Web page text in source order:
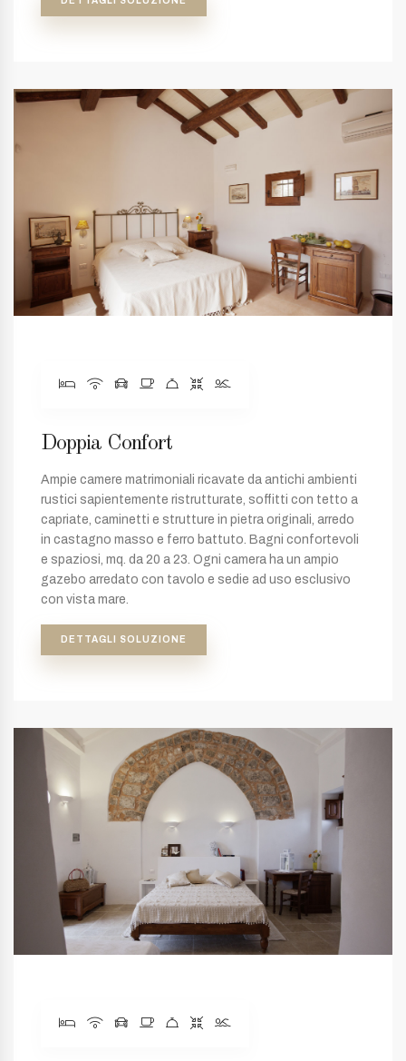
Doppia Confort
Ampie camere matrimoniali ricavate da antichi ambienti
rustici sapientemente ristrutturate, soffitti con tetto a
capriate, caminetti e strutture in pietra originali, arredo
in castagno masso e ferro battuto. Bagni confortevoli
e spaziosi, mq. da 20 a 23. Ogni camera ha un ampio
gazebo arredato con tavolo e sedie ad uso esclusivo
con vista mare.
DETTAGLI SOLUZIONE